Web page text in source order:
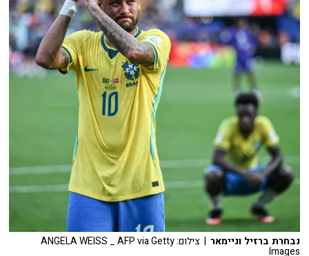
נבחרת ברזיל וניימאר | צילום: ANGELA WEISS _ AFP via Getty
Images